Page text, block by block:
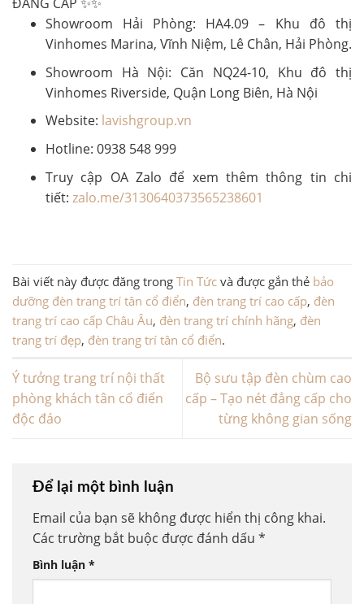
Showroom Hải Phòng: HA4.09 – Khu đô thị
Vinhomes Marina, Vĩnh Niệm, Lê Chân, Hải Phòng.
Showroom Hà Nội: Căn NQ24-10, Khu đô thị
Vinhomes Riverside, Quận Long Biên, Hà Nội
Website: lavishgroup.vn
Hotline: 0938 548 999
Truy cập OA Zalo để xem thêm thông tin chi
tiết: zalo.me/3130640373565238601
Bài viết này được đăng trong Tin Tức và được gắn thẻ bảo
dưỡng đèn trang trí tân cổ điển, đèn trang trí cao cấp, đèn
trang trí cao cấp Châu Âu, đèn trang trí chính hãng, đèn
trang trí đẹp, đèn trang trí tân cổ điển.
Ý tưởng trang trí nội thất
phòng khách tân cổ điển
độc đáo
Bộ sưu tập đèn chùm cao
cấp – Tạo nét đẳng cấp cho
từng không gian sống
Để lại một bình luận
Email của bạn sẽ không được hiển thị công khai.
Các trường bắt buộc được đánh dấu *
Bình luận *